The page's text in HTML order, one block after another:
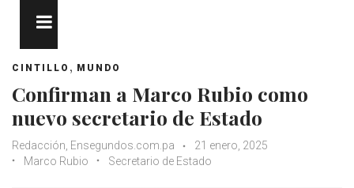
CINTILLO , MUNDO
Confirman a Marco Rubio como
nuevo secretario de Estado
Redacción, Ensegundos.com.pa
21 enero, 2025
Marco Rubio
Secretario de Estado